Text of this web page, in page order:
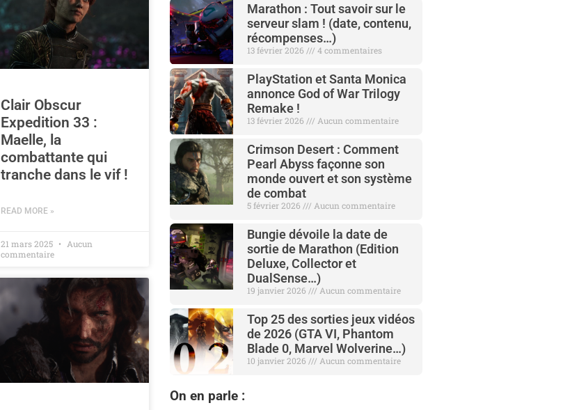
Clair Obscur
Expedition 33 :
Maelle, la
combattante qui
tranche dans le vif !
READ MORE »
21 mars 2025
Aucun
commentaire
Marathon : Tout savoir sur le
serveur slam ! (date, contenu,
récompenses…)
13 février 2026 4 commentaires
PlayStation et Santa Monica
annonce God of War Trilogy
Remake !
13 février 2026 Aucun commentaire
Crimson Desert : Comment
Pearl Abyss façonne son
monde ouvert et son système
de combat
5 février 2026 Aucun commentaire
Bungie dévoile la date de
sortie de Marathon (Edition
Deluxe, Collector et
DualSense…)
19 janvier 2026 Aucun commentaire
Top 25 des sorties jeux vidéos
de 2026 (GTA VI, Phantom
Blade 0, Marvel Wolverine…)
10 janvier 2026 Aucun commentaire
On en parle :